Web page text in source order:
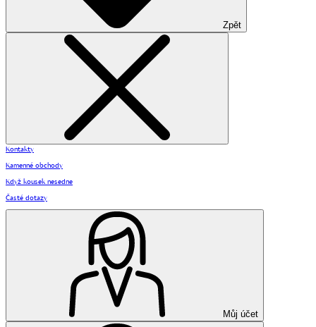
Zpět
Kontakty
Kamenné obchody
Když kousek nesedne
Časté dotazy
Můj účet